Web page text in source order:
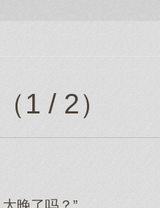
1 / 2）